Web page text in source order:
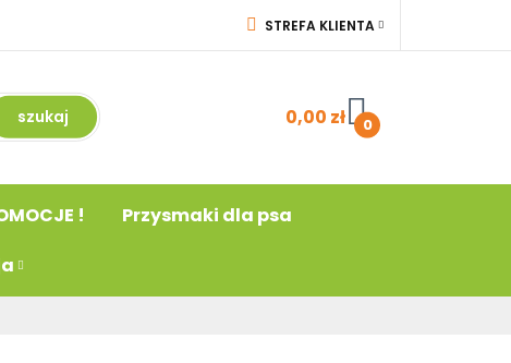
STREFA KLIENTA
ZAREJESTRUJ SIĘ
DODAJ ZGŁOSZENIE
0,00 zł 0
!
Przysmaki dla psa